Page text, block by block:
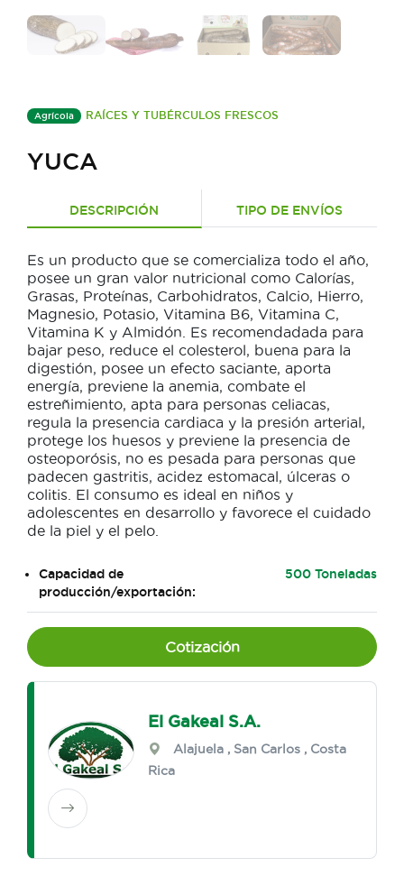
Agrícola RAÍCES Y TUBÉRCULOS FRESCOS
YUCA
DESCRIPCIÓN TIPO DE ENVÍOS
Es un producto que se comercializa todo el año,
posee un gran valor nutricional como Calorías,
Grasas, Proteínas, Carbohidratos, Calcio, Hierro,
Magnesio, Potasio, Vitamina B6, Vitamina C,
Vitamina K y Almidón. Es recomendadada para
bajar peso, reduce el colesterol, buena para la
digestión, posee un efecto saciante, aporta
energía, previene la anemia, combate el
estreñimiento, apta para personas celiacas,
regula la presencia cardiaca y la presión arterial,
protege los huesos y previene la presencia de
osteoporósis, no es pesada para personas que
padecen gastritis, acidez estomacal, úlceras o
colitis. El consumo es ideal en niños y
adolescentes en desarrollo y favorece el cuidado
de la piel y el pelo.
Capacidad de
producción/exportación:
500 Toneladas
Cotización
El Gakeal S.A.
Alajuela , San Carlos , Costa
Rica